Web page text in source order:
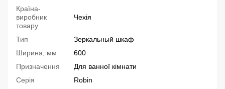
Країна-
виробник
товару
Чехія
Тип
Зеркальный шкаф
Ширина, мм
600
Призначення
Для ванної кімнати
Серія
Robin